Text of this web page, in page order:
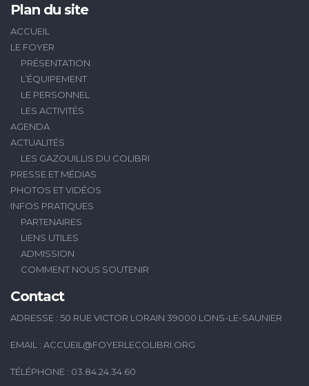
Plan du site
ACCUEIL
LE FOYER
PRÉSENTATION
L’ÉQUIPEMENT
LE PERSONNEL
LES ACTIVITÉS
AGENDA
ACTUALITÉS
LES GAZOUILLIS DU COLIBRI
PRESSE ET MÉDIAS
PHOTOS ET VIDÉOS
INFOS PRATIQUES
PARTENAIRES
LIENS UTILES
ADMISSION
COMMENT NOUS SOUTENIR
Contact
ADRESSE : 50 RUE VICTOR LORAIN 39000 LONS-LE-SAUNIER
EMAIL : ACCUEIL@FOYERLECOLIBRI.ORG
TÉLÉPHONE : 03.84.24.34.60